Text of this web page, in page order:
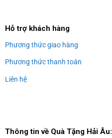
Hỗ trợ khách hàng
Phương thức giao hàng
Phương thức thanh toán
Liên hệ
Thông tin về Quà Tặng Hải Âu: